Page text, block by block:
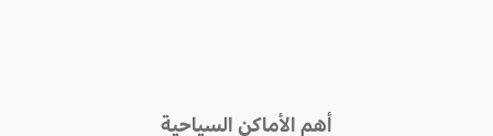
أهم الأماكن السياحية